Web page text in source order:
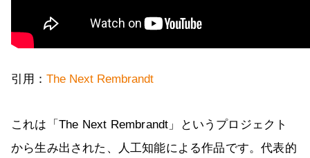
引用： The Next Rembrandt
これは「The Next Rembrandt」というプロジェクト
から生み出された、人工知能による作品です。代表的